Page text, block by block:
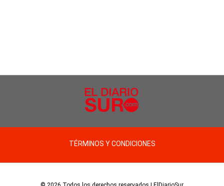
TÉRMINOS Y CONDICIONES